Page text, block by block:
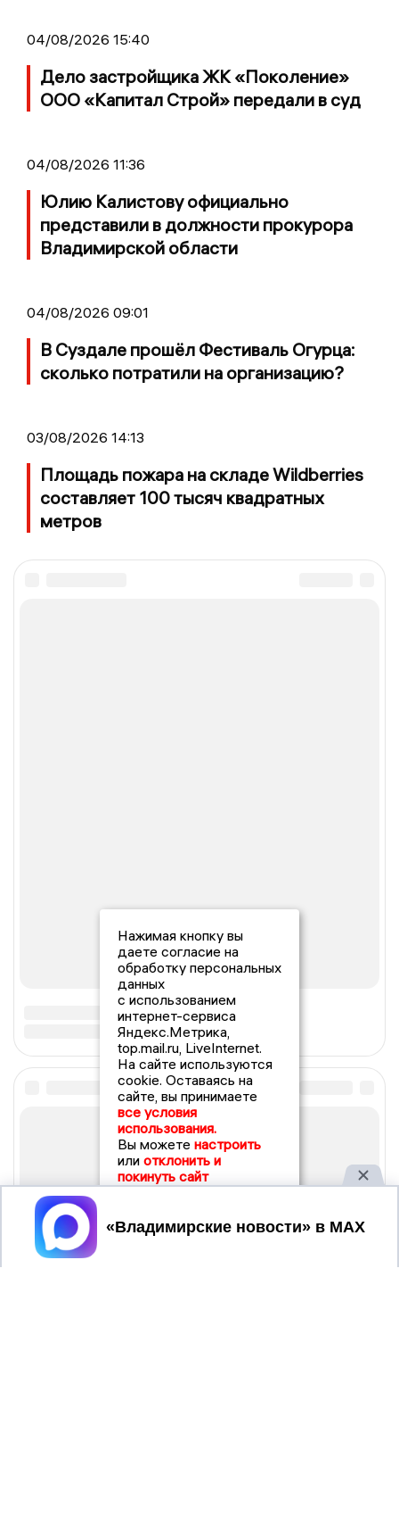
04/08/2026 15:40
Дело застройщика ЖК «Поколение»
ООО «Капитал Строй» передали в суд
04/08/2026 11:36
Юлию Калистову официально
представили в должности прокурора
Владимирской области
04/08/2026 09:01
В Суздале прошёл Фестиваль Огурца:
сколько потратили на организацию?
03/08/2026 14:13
Площадь пожара на складе Wildberries
составляет 100 тысяч квадратных
метров
Нажимая кнопку вы
даете согласие на
обработку персональных
данных
с использованием
интернет-сервиса
Яндекс.Метрика,
top.mail.ru, LiveInternet.
На сайте используются
cookie. Оставаясь на
сайте, вы принимаете
все условия
использования.
Вы можете настроить
или отклонить и
покинуть сайт
Принять